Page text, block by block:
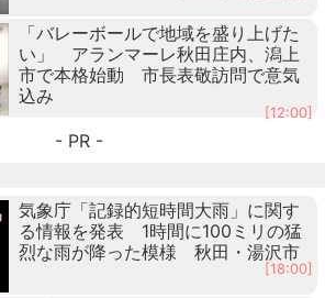
「バレーボールで地域を盛り上げた
い」 アランマーレ秋田庄内、潟上
市で本格始動 市長表敬訪問で意気
込み
[12:00]
- PR -
気象庁「記録的短時間大雨」に関す
る情報を発表 1時間に100ミリの猛
烈な雨が降った模様 秋田・湯沢市
[18:00]